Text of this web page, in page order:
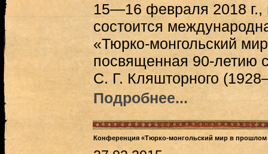
15—16 февраля 2018
состоится
«Тюрко-монгольский
посвященная 90-летию
С. Г. Кляшторного
Подробнее...
Конференция «Тюрко-монгольский мир в прошлом